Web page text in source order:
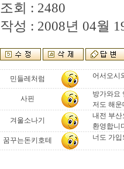
조회 : 2480
작성 : 2008년 04월
민들레처럼 어서오시
사핀
방가와요
저도 해
겨울소나기
내전 부
환영합니
꿈꾸는돈키호테
너도 가입